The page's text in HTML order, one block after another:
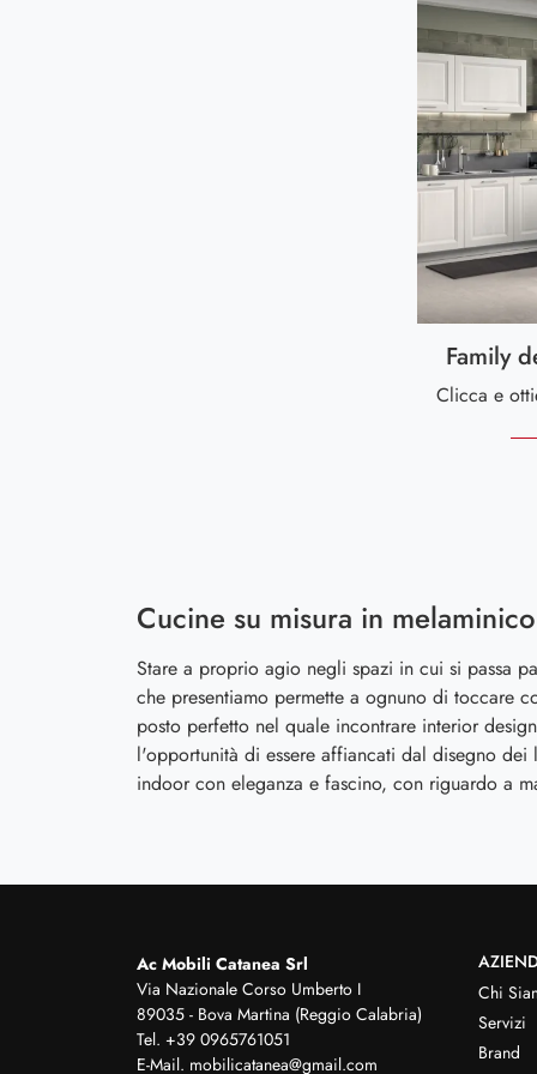
Family
Cucine su misura in melaminico
Stare a proprio agio negli spazi in cui si passa
che presentiamo permette a ognuno di toccare
posto perfetto nel quale incontrare interior
l'opportunità di essere affiancati dal disegno
indoor con eleganza e fascino, con riguardo a
Ac Mobili Catanea Srl
Via Nazionale Corso Umberto I
89035 - Bova Martina (Reggio Calabria)
Tel. +39 0965761051
E-Mail. mobilicatanea@gmail.com
Chi
Servizi
Brand